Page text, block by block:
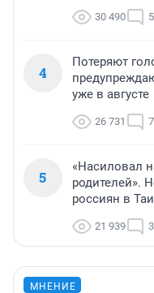
30 490
4
Потеряют
уже в августе
26 731 7
5
«Насиловал
родителей».
россиян в
21 939
МНЕНИЕ